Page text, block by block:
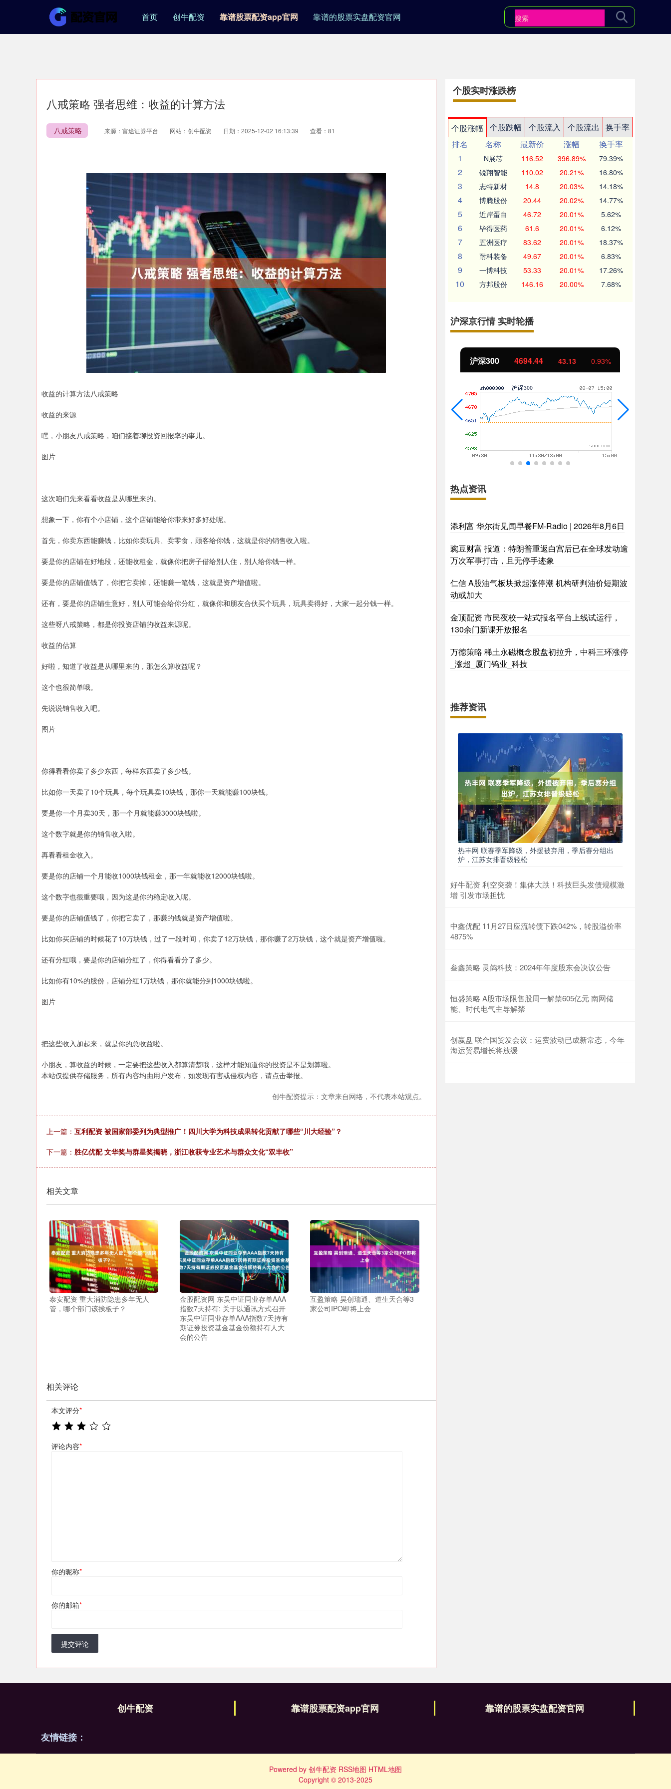
首页 创牛配资 靠谱股票配资app官网 靠谱的股票实盘配资官网
八戒策略 强者思维：收益的计算方法
八戒策略 来源：富途证券平台 网站：创牛配资 日期：2025-12-02 16:13:39 查看：81
收益的计算方法八戒策略
收益的来源
嘿，小朋友八戒策略，咱们接着聊投资回报率的事儿。
图片
这次咱们先来看看收益是从哪里来的。
想象一下，你有个小店铺，这个店铺能给你带来好多好处呢。
首先，你卖东西能赚钱，比如你卖玩具、卖零食，顾客给你钱，这就是你的销售收入啦。
要是你的店铺在好地段，还能收租金，就像你把房子借给别人住，别人给你钱一样。
要是你的店铺值钱了，你把它卖掉，还能赚一笔钱，这就是资产增值啦。
还有，要是你的店铺生意好，别人可能会给你分红，就像你和朋友合伙买个玩具，玩具卖得好，大家一起分钱一样。
这些呀八戒策略，都是你投资店铺的收益来源呢。
收益的估算
好啦，知道了收益是从哪里来的，那怎么算收益呢？
这个也很简单哦。
先说说销售收入吧。
图片
你得看看你卖了多少东西，每样东西卖了多少钱。
比如你一天卖了10个玩具，每个玩具卖10块钱，那你一天就能赚100块钱。
要是你一个月卖30天，那一个月就能赚3000块钱啦。
这个数字就是你的销售收入啦。
再看看租金收入。
要是你的店铺一个月能收1000块钱租金，那一年就能收12000块钱啦。
这个数字也很重要哦，因为这是你的稳定收入呢。
要是你的店铺值钱了，你把它卖了，那赚的钱就是资产增值啦。
比如你买店铺的时候花了10万块钱，过了一段时间，你卖了12万块钱，那你赚了2万块钱，这个就是资产增值啦。
还有分红哦，要是你的店铺分红了，你得看看分了多少。
比如你有10%的股份，店铺分红1万块钱，那你就能分到1000块钱啦。
图片
把这些收入加起来，就是你的总收益啦。
小朋友，算收益的时候，一定要把这些收入都算清楚哦，这样才能知道你的投资是不是划算啦。
本站仅提供存储服务，所有内容均由用户发布，如发现有害或侵权内容，请点击举报。
创牛配资提示：文章来自网络，不代表本站观点。
上一篇： 互利配资 被国家部委列为典型推广！四川大学为科技成果转化贡献了哪些“川大经验”？
下一篇： 胜亿优配 文华奖与群星奖揭晓，浙江收获专业艺术与群众文化“双丰收”
相关文章
泰安配资 重大消防隐患多年无人
管，哪个部门该挨板子？
金股配资网 东吴中证同业存单AAA
指数7天持有: 关于以通讯方式召开
东吴中证同业存单AAA指数7天持有
期证券投资基金基金份额持有人大
会的公告
互盈策略 昊创瑞通、道生天合等3
家公司IPO即将上会
相关评论
本文评分*
评论内容*
你的昵称*
你的邮箱*
提交评论
个股实时涨跌榜
个股涨幅 个股跌幅 个股流入 个股流出
换手率
排名
名称 最新价 涨幅
换手率
1
N展芯 116.52 396.89% 79.39%
2 锐翔智能 110.02 20.21% 16.80%
3 志特新材 14.8 20.03% 14.18%
4 博腾股份 20.44 20.02% 14.77%
5 近岸蛋白 46.72 20.01% 5.62%
6 毕得医药 61.6 20.01% 6.12%
7 五洲医疗 83.62 20.01% 18.37%
8 耐科装备 49.67 20.01% 6.83%
9 一博科技 53.33 20.01% 17.26%
10 方邦股份 146.16 20.00% 7.68%
沪深京行情 实时轮播
上证指数 1.02% 深证成指 沪深300 4694.44 43.13 0.93%
热点资讯
添利富 华尔街见闻早餐FM-Radio | 2026年8月6日
豌豆财富 报道：特朗普重返白宫后已在全球发动逾
万次军事打击，且无停手迹象
仁信 A股油气板块掀起涨停潮 机构研判油价短期波
动或加大
金顶配资 市民夜校一站式报名平台上线试运行，
130余门新课开放报名
万德策略 稀土永磁概念股盘初拉升，中科三环涨停
_涨超_厦门钨业_科技
推荐资讯
热丰网 联赛季军降级，外援被弃用，季后赛分组出
炉，江苏女排晋级轻松
好牛配资 利空突袭！集体大跌！科技巨头发债规模激
增 引发市场担忧
中鑫优配 11月27日应流转债下跌042%，转股溢价率
4875%
叁鑫策略 灵鸽科技：2024年年度股东会决议公告
恒盛策略 A股市场限售股周一解禁605亿元 南网储
能、时代电气主导解禁
创赢盘 联合国贸发会议：运费波动已成新常态，今年
海运贸易增长将放缓
创牛配资 靠谱股票配资app官网 靠谱的股票实盘配资官网
友情链接：
Powered by 创牛配资 RSS地图 HTML地图
Copyright © 2013-2025